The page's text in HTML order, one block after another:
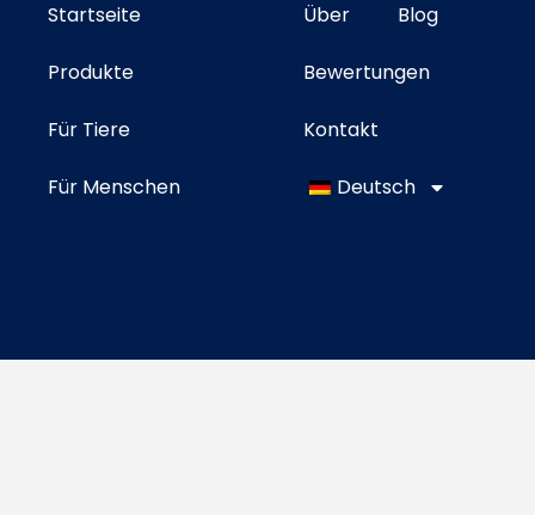
Startseite
Produkte
Für Tiere
Für Menschen
Über Blog
Bewertungen
Kontakt
Deutsch